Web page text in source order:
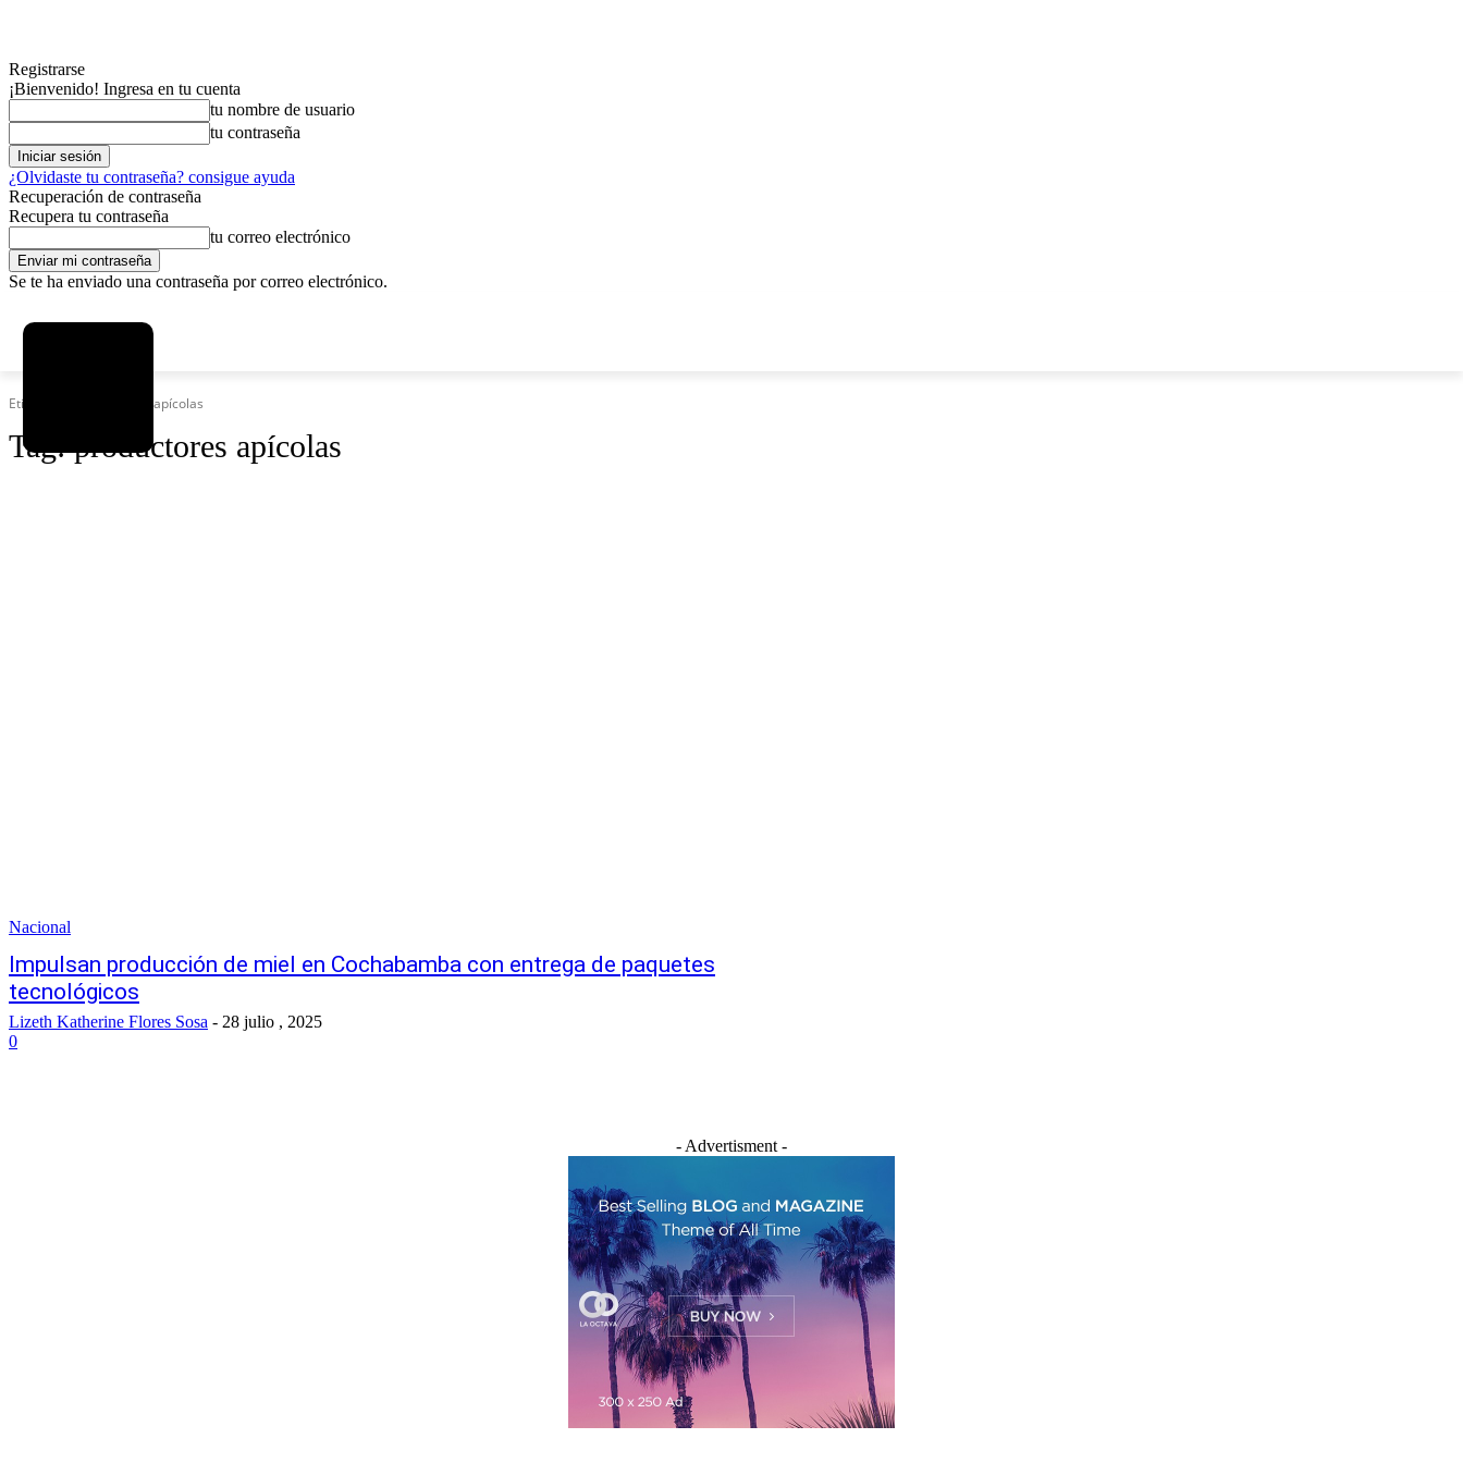
Registrarse
¡Bienvenido! Ingresa en tu cuenta
tu nombre de usuario
tu contraseña
¿Olvidaste tu contraseña? consigue ayuda
Recuperación de contraseña
Recupera tu contraseña
tu correo electrónico
Se te ha enviado una contraseña por correo electrónico.
Etiquetas Productores apícolas
Tag:productores apícolas
Nacional
Impulsan producción de miel en Cochabamba con entrega de paquetes
tecnológicos
Lizeth Katherine Flores Sosa - 28 julio , 2025
0
- Advertisment -